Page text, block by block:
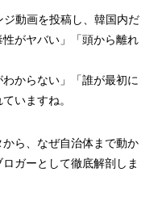
動画を投稿し、韓国内だ
がヤバい」「頭から離れ
からない」「誰が最初に
いますね。
ら、なぜ自治体まで動か
ガーとして徹底解剖しま